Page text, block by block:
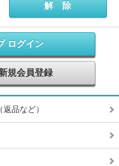
ログイン
規会員登録
品など）